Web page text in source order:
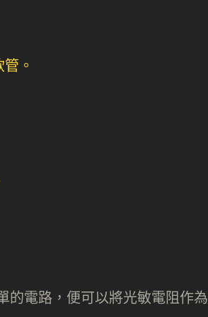
的電路，便可以將光敏電阻作為